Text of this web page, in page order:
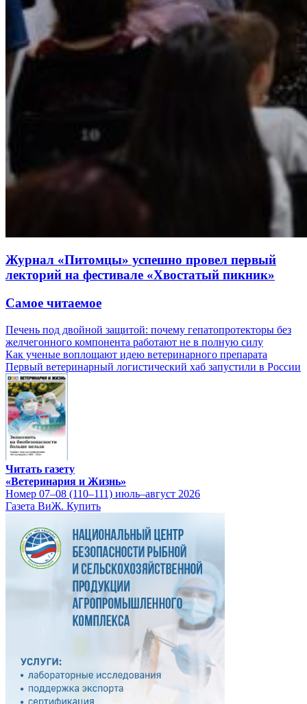
Журнал «Питомцы» успешно провел первый
лекторий на фестивале «Хвостатый пикник»
Самое читаемое
Печень под двойной защитой: почему гепатопротекторы без
желчегонного компонента работают не в полную силу
Как ученые воплощают идею ветеринарного препарата
Первый ветеринарный логистический хаб запустили в России
Читать газету
«Ветеринария и Жизнь»
Номер 07–08 (110–111) июль–август 2026
Газета ВиЖ. Купить